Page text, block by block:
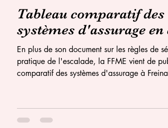
Tableau comparatif des
systèmes d'assurage en
En plus de son document sur les règles de
pratique de l'escalade, la FFME vient de
comparatif des systèmes d'assurage à
rappellera qu’elle ne pourra jamais se
vigilance, en toutes circonstances, de